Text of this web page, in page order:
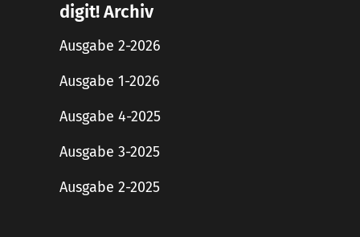
digit! Archiv
Ausgabe 2-2026
Ausgabe 1-2026
Ausgabe 4-2025
Ausgabe 3-2025
Ausgabe 2-2025